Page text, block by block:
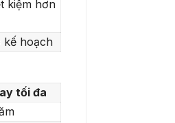
kiệm hơn
kế hoạch
tối đa